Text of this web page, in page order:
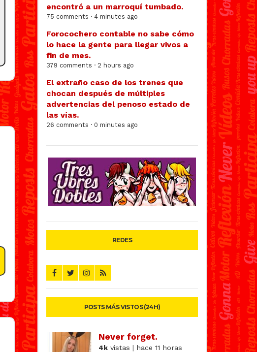
encontró a un marroquí tumbado.
75 comments · 4 minutes ago
Forocochero contable no sabe cómo
lo hace la gente para llegar vivos a
fin de mes.
379 comments · 2 hours ago
El extraño caso de los trenes que
chocan después de múltiples
advertencias del penoso estado de
las vías.
26 comments · 0 minutes ago
REDES
POSTS MÁS VISTOS (24H)
Never forget.
4kvistas | hace 11 horas